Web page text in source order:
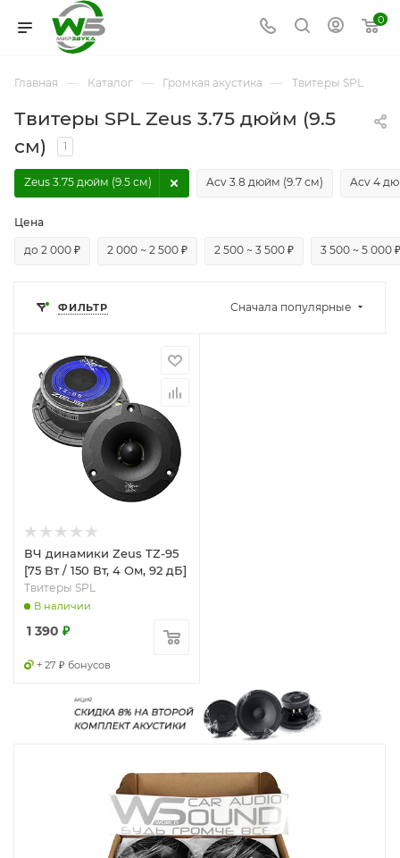
0
Главная — Каталог — Громкая акустика — Твитеры SPL
Твитеры SPL Zeus 3.75 дюйм (9.5
см)
1
Acv 3.8 дюйм (9.7 см) Acv 4
Zeus 3.75 дюйм (9.5 см)
Цена
до 2 000 ₽ 2 000 ~ 2 500 ₽ 2 500 ~ 3 500 ₽ 3 500 ~ 5 000 ₽
ФИЛЬТР Сначала популярные
ВЧ динамики Zeus TZ-95
[75 Вт / 150 Вт, 4 Ом, 92 дБ]
Твитеры SPL
В наличии
1 390 ₽
+ 27 ₽ бонусов